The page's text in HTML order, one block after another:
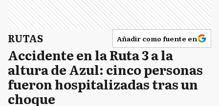
RUTAS Añadir como fuente en
Accidente en la Ruta 3 a la
altura de Azul: cinco personas
fueron hospitalizadas tras un
choque